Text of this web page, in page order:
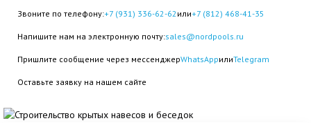
Звоните по телефону:+7 (931) 336-62-62или+7 (812) 468-41-35
Напишите нам на электронную почту:sales@nordpools.ru
Пришлите сообщение через мессенджерWhatsAppилиTelegram
Оставьте заявку на нашем сайте